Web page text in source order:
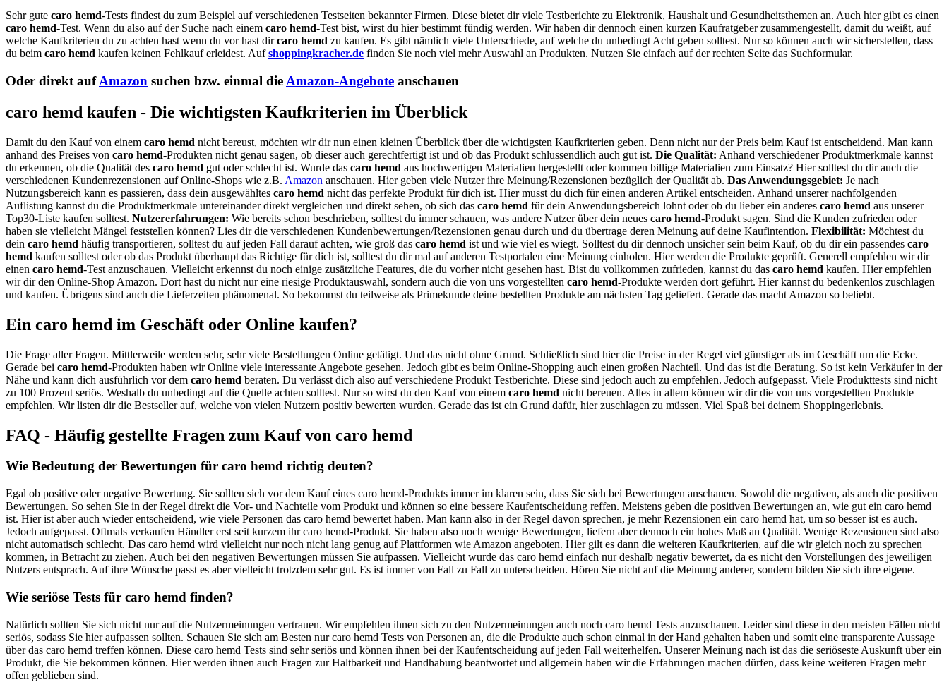
Sehr gute caro hemd-Tests findest du zum Beispiel auf verschiedenen Testseiten bekannter Firmen. Diese bietet dir viele Testberichte zu Elektronik, Haushalt und Gesundheitsthemen an. Auch hier gibt es einen
caro hemd-Test. Wenn du also auf der Suche nach einem caro hemd-Test bist, wirst du hier bestimmt fündig werden. Wir haben dir dennoch einen kurzen Kaufratgeber zusammengestellt, damit du weißt, auf
welche Kaufkriterien du zu achten hast wenn du vor hast dircaro hemd zu kaufen. Es gibt nämlich viele Unterschiede, auf welche du unbedingt Acht geben solltest. Nur so können auch wir sicherstellen, dass
du beim caro hemd kaufen keinen Fehlkauf erleidest. Aufshoppingkracher.de finden Sie noch viel mehr Auswahl an Produkten. Nutzen Sie einfach auf der rechten Seite das Suchformular.
Oder direkt aufAmazon suchen bzw. einmal die Amazon-Angebote anschauen
caro hemd kaufen - Die wichtigsten Kaufkriterien im Überblick
Damit du den Kauf von einem caro hemd nicht bereust, möchten wir dir nun einen kleinen Überblick über die wichtigsten Kaufkriterien geben. Denn nicht nur der Preis beim Kauf ist entscheidend. Man kann
anhand des Preises von caro hemd-Produkten nicht genau sagen, ob dieser auch gerechtfertigt ist und ob das Produkt schlussendlich auch gut ist. Die Qualität: Anhand verschiedener Produktmerkmale kannst
du erkennen, ob die Qualität des caro hemd gut oder schlecht ist. Wurde das caro hemd aus hochwertigen Materialien hergestellt oder kommen billige Materialien zum Einsatz? Hier solltest du dir auch die
verschiedenen Kundenrezensionen auf Online-Shops wie z.B. Amazon anschauen. Hier geben viele Nutzer ihre Meinung/Rezensionen bezüglich der Qualität ab. Das Anwendungsgebiet: Je nach
Nutzungsbereich kann es passieren, dass dein ausgewähltes caro hemd nicht das perfekte Produkt für dich ist. Hier musst du dich für einen anderen Artikel entscheiden. Anhand unserer nachfolgenden
Auflistung kannst du die Produktmerkmale untereinander direkt vergleichen und direkt sehen, ob sich das caro hemd für dein Anwendungsbereich lohnt oder ob du lieber ein anderes caro hemd aus unserer
Top30-Liste kaufen solltest. Nutzererfahrungen: Wie bereits schon beschrieben, solltest du immer schauen, was andere Nutzer über dein neues caro hemd-Produkt sagen. Sind die Kunden zufrieden oder
haben sie vielleicht Mängel feststellen können? Lies dir die verschiedenen Kundenbewertungen/Rezensionen genau durch und du übertrage deren Meinung auf deine Kaufintention. Flexibilität: Möchtest du
dein caro hemd häufig transportieren, solltest du auf jeden Fall darauf achten, wie groß das caro hemd ist und wie viel es wiegt. Solltest du dir dennoch unsicher sein beim Kauf, ob du dir ein passendes caro
hemd kaufen solltest oder ob das Produkt überhaupt das Richtige für dich ist, solltest du dir mal auf anderen Testportalen eine Meinung einholen. Hier werden die Produkte geprüft. Generell empfehlen wir dir
einen caro hemd-Test anzuschauen. Vielleicht erkennst du noch einige zusätzliche Features, die du vorher nicht gesehen hast. Bist du vollkommen zufrieden, kannst du das caro hemd kaufen. Hier empfehlen
wir dir den Online-Shop Amazon. Dort hast du nicht nur eine riesige Produktauswahl, sondern auch die von uns vorgestellten caro hemd-Produkte werden dort geführt. Hier kannst du bedenkenlos zuschlagen
und kaufen. Übrigens sind auch die Lieferzeiten phänomenal. So bekommst du teilweise als Primekunde deine bestellten Produkte am nächsten Tag geliefert. Gerade das macht Amazon so beliebt.
Ein caro hemd im Geschäft oder Online kaufen?
Die Frage aller Fragen. Mittlerweile werden sehr, sehr viele Bestellungen Online getätigt. Und das nicht ohne Grund. Schließlich sind hier die Preise in der Regel viel günstiger als im Geschäft um die Ecke.
Gerade bei caro hemd-Produkten haben wir Online viele interessante Angebote gesehen. Jedoch gibt es beim Online-Shopping auch einen großen Nachteil. Und das ist die Beratung. So ist kein Verkäufer in der
Nähe und kann dich ausführlich vor dem caro hemd beraten. Du verlässt dich also auf verschiedene Produkt Testberichte. Diese sind jedoch auch zu empfehlen. Jedoch aufgepasst. Viele Produkttests sind nicht
zu 100 Prozent seriös. Weshalb du unbedingt auf die Quelle achten solltest. Nur so wirst du den Kauf von einem caro hemd nicht bereuen. Alles in allem können wir dir die von uns vorgestellten Produkte
empfehlen. Wir listen dir die Bestseller auf, welche von vielen Nutzern positiv bewerten wurden. Gerade das ist ein Grund dafür, hier zuschlagen zu müssen. Viel Spaß bei deinem Shoppingerlebnis.
FAQ - Häufig gestellte Fragen zum Kauf von caro hemd
Wie Bedeutung der Bewertungen für caro hemd richtig deuten?
Egal ob positive oder negative Bewertung. Sie sollten sich vor dem Kauf eines caro hemd-Produkts immer im klaren sein, dass Sie sich bei Bewertungen anschauen. Sowohl die negativen, als auch die positiven
Bewertungen. So sehen Sie in der Regel direkt die Vor- und Nachteile vom Produkt und können so eine bessere Kaufentscheidung reffen. Meistens geben die positiven Bewertungen an, wie gut ein caro hemd
ist. Hier ist aber auch wieder entscheidend, wie viele Personen das caro hemd bewertet haben. Man kann also in der Regel davon sprechen, je mehr Rezensionen ein caro hemd hat, um so besser ist es auch.
Jedoch aufgepasst. Oftmals verkaufen Händler erst seit kurzem ihr caro hemd-Produkt. Sie haben also noch wenige Bewertungen, liefern aber dennoch ein hohes Maß an Qualität. Wenige Rezensionen sind also
nicht automatisch schlecht. Das caro hemd wird vielleicht nur noch nicht lang genug auf Plattformen wie Amazon angeboten. Hier gilt es dann die weiteren Kaufkriterien, auf die wir gleich noch zu sprechen
kommen, in Betracht zu ziehen. Auch bei den negativen Bewertungen müssen Sie aufpassen. Vielleicht wurde das caro hemd einfach nur deshalb negativ bewertet, da es nicht den Vorstellungen des jeweiligen
Nutzers entsprach. Auf ihre Wünsche passt es aber vielleicht trotzdem sehr gut. Es ist immer von Fall zu Fall zu unterscheiden. Hören Sie nicht auf die Meinung anderer, sondern bilden Sie sich ihre eigene.
Wie seriöse Tests für caro hemd finden?
Natürlich sollten Sie sich nicht nur auf die Nutzermeinungen vertrauen. Wir empfehlen ihnen sich zu den Nutzermeinungen auch noch caro hemd Tests anzuschauen. Leider sind diese in den meisten Fällen nicht
seriös, sodass Sie hier aufpassen sollten. Schauen Sie sich am Besten nur caro hemd Tests von Personen an, die die Produkte auch schon einmal in der Hand gehalten haben und somit eine transparente Aussage
über das caro hemd treffen können. Diese caro hemd Tests sind sehr seriös und können ihnen bei der Kaufentscheidung auf jeden Fall weiterhelfen. Unserer Meinung nach ist das die seriöseste Auskunft über ein
Produkt, die Sie bekommen können. Hier werden ihnen auch Fragen zur Haltbarkeit und Handhabung beantwortet und allgemein haben wir die Erfahrungen machen dürfen, dass keine weiteren Fragen mehr
offen geblieben sind.